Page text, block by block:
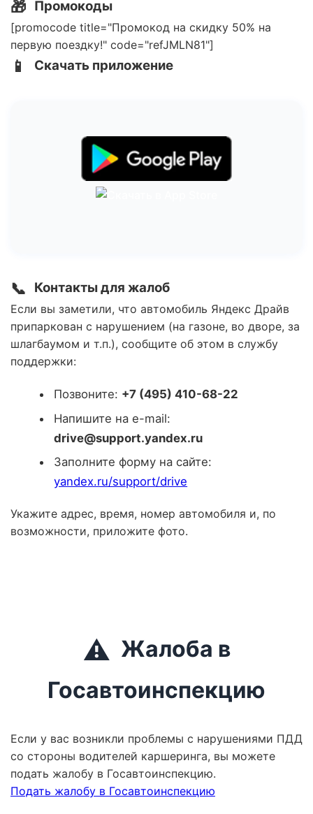
🎁 Промокоды
[promocode title="Промокод на скидку 50% на
первую поездку!" code="refJMLN81"]
📱 Скачать приложение
📞 Контакты для жалоб
Если вы заметили, что автомобиль Яндекс Драйв
припаркован с нарушением (на газоне, во дворе, за
шлагбаумом и т.п.), сообщите об этом в службу
поддержки:
Позвоните: +7 (495) 410-68-22
Напишите на e-mail:
drive@support.yandex.ru
Заполните форму на сайте:
yandex.ru/support/drive
Укажите адрес, время, номер автомобиля и, по
возможности, приложите фото.
⚠️ Жалоба в
Госавтоинспекцию
Если у вас возникли проблемы с нарушениями ПДД
со стороны водителей каршеринга, вы можете
подать жалобу в Госавтоинспекцию.
Подать жалобу в Госавтоинспекцию